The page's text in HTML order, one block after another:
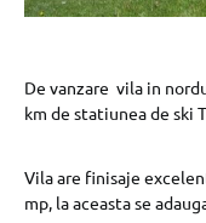
De vanzare vila in
km de statiunea de ski
Vila are finisaje
mp, la aceasta se